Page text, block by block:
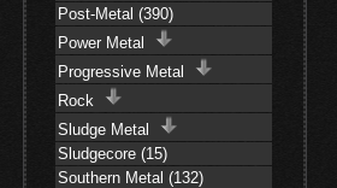
Post-Metal (390)
Power Metal
Progressive Metal
Rock
Sludge Metal
Sludgecore (15)
Southern Metal (132)